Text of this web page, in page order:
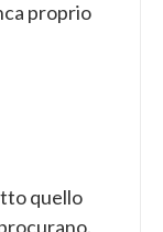
proprio
quello